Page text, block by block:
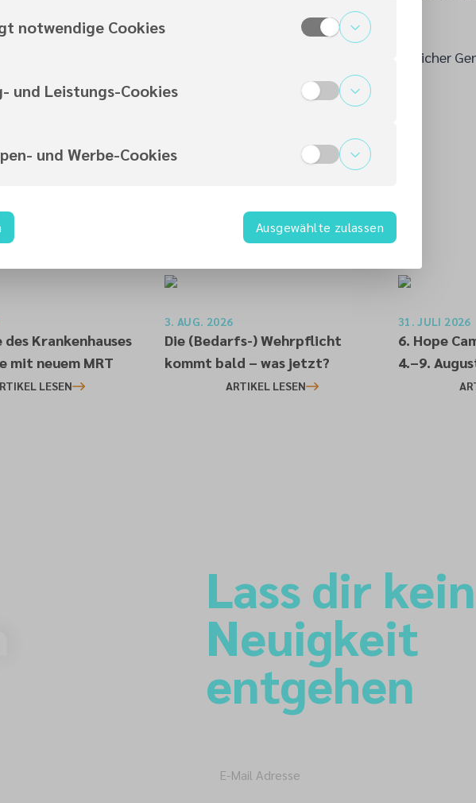
Zum Bibelvers: Jesaja 11,6–8
© Advent-Verlag Lüneburg mit freundlicher
http://www.advent-verlag.de
Krankenhauses
mit neuem MRT
LESEN
3. AUG. 2026
Die (Bedarfs-) Wehrpflicht
kommt bald – was jetzt?
ARTIKEL LESEN
31. JULI 2026
6. Hope
4.–9.
Lass dir
Neuigkeit
entgehen
Newsletter-Anmeldung
notwendige Cookies
und Leistungs-Cookies
und Werbe-Cookies
Ausgewählte zulassen